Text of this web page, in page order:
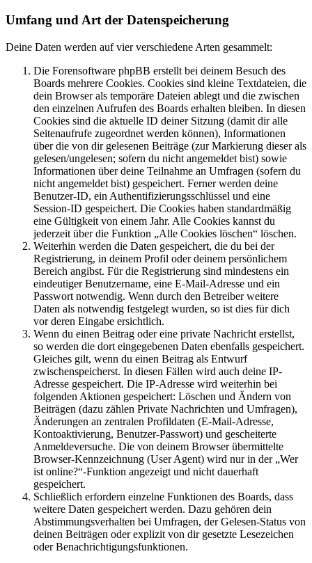
Umfang und Art der Datenspeicherung
Deine Daten werden auf vier verschiedene Arten gesammelt:
Die Forensoftware phpBB erstellt bei deinem Besuch des
Boards mehrere Cookies. Cookies sind kleine Textdateien, die
dein Browser als temporäre Dateien ablegt und die zwischen
den einzelnen Aufrufen des Boards erhalten bleiben. In diesen
Cookies sind die aktuelle ID deiner Sitzung (damit dir alle
Seitenaufrufe zugeordnet werden können), Informationen
über die von dir gelesenen Beiträge (zur Markierung dieser als
gelesen/ungelesen; sofern du nicht angemeldet bist) sowie
Informationen über deine Teilnahme an Umfragen (sofern du
nicht angemeldet bist) gespeichert. Ferner werden deine
Benutzer-ID, ein Authentifizierungsschlüssel und eine
Session-ID gespeichert. Die Cookies haben standardmäßig
eine Gültigkeit von einem Jahr. Alle Cookies kannst du
jederzeit über die Funktion „Alle Cookies löschen“ löschen.
Weiterhin werden die Daten gespeichert, die du bei der
Registrierung, in deinem Profil oder deinem persönlichem
Bereich angibst. Für die Registrierung sind mindestens ein
eindeutiger Benutzername, eine E-Mail-Adresse und ein
Passwort notwendig. Wenn durch den Betreiber weitere
Daten als notwendig festgelegt wurden, so ist dies für dich
vor deren Eingabe ersichtlich.
Wenn du einen Beitrag oder eine private Nachricht erstellst,
so werden die dort eingegebenen Daten ebenfalls gespeichert.
Gleiches gilt, wenn du einen Beitrag als Entwurf
zwischenspeicherst. In diesen Fällen wird auch deine IP-
Adresse gespeichert. Die IP-Adresse wird weiterhin bei
folgenden Aktionen gespeichert: Löschen und Ändern von
Beiträgen (dazu zählen Private Nachrichten und Umfragen),
Änderungen an zentralen Profildaten (E-Mail-Adresse,
Kontoaktivierung, Benutzer-Passwort) und gescheiterte
Anmeldeversuche. Die von deinem Browser übermittelte
Browser-Kennzeichnung (User Agent) wird nur in der „Wer
ist online?“-Funktion angezeigt und nicht dauerhaft
gespeichert.
Schließlich erfordern einzelne Funktionen des Boards, dass
weitere Daten gespeichert werden. Dazu gehören dein
Abstimmungsverhalten bei Umfragen, der Gelesen-Status von
deinen Beiträgen oder explizit von dir gesetzte Lesezeichen
oder Benachrichtigungsfunktionen.